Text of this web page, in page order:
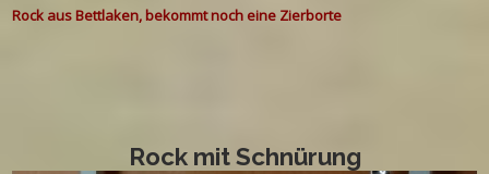
Rock aus Bettlaken, bekommt noch eine Zierborte
Rock mit Schnürung